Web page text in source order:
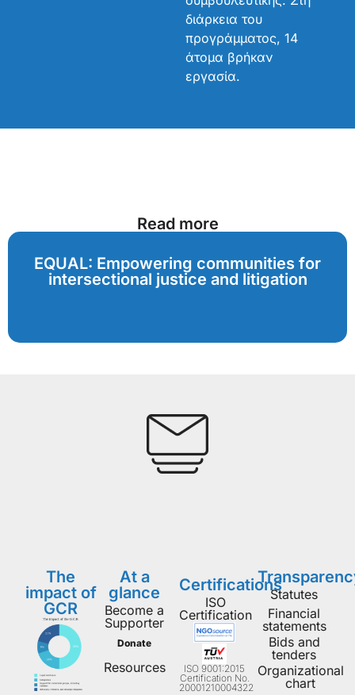
διάρκεια του
προγράμματος, 14
άτομα βρήκαν
εργασία.
Read more
EQUAL: Empowering communities for
intersectional justice and litigation
The
impact of
GCR
At a
glance
Become a
Supporter
Donate
Resources
Certifications
ISO
Certification
ISO 9001:2015
Certification No.
20001210004322
Statutes
Financial
statements
Bids and
tenders
Organizational
chart